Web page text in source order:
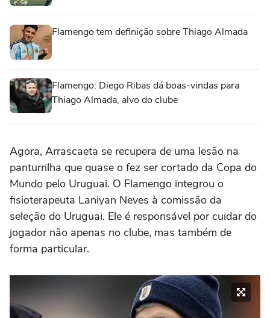
Flamengo tem definição sobre Thiago Almada
Flamengo: Diego Ribas dá boas-vindas para
Thiago Almada, alvo do clube
Agora, Arrascaeta se recupera de uma lesão na
panturrilha que quase o fez ser cortado da Copa do
Mundo pelo Uruguai. O Flamengo integrou o
fisioterapeuta Laniyan Neves à comissão da
seleção do Uruguai. Ele é responsável por cuidar do
jogador não apenas no clube, mas também de
forma particular.